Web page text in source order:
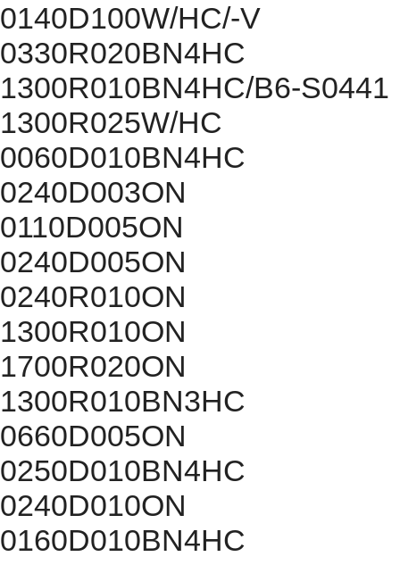
0140D100W/HC/-V
0330R020BN4HC
1300R010BN4HC/B6-S0441
1300R025W/HC
0060D010BN4HC
0240D003ON
0110D005ON
0240D005ON
0240R010ON
1300R010ON
1700R020ON
1300R010BN3HC
0660D005ON
0250D010BN4HC
0240D010ON
0160D010BN4HC